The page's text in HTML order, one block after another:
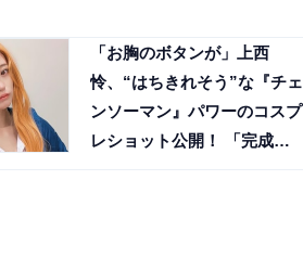
「お胸のボタンが」上西
怜、“はちきれそう”な『チェ
ンソーマン』パワーのコスプ
レショット公開！ 「完成度